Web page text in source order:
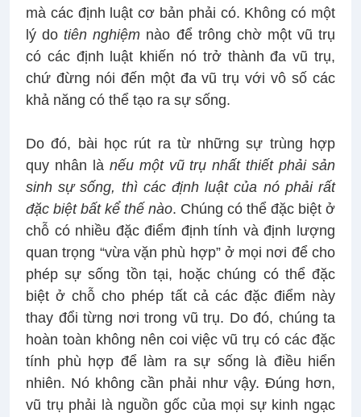
mà các định luật cơ bản phải có. Không có một
lý dotiên nghiệm nào để trông chờ một vũ trụ
có các định luật khiến nó trở thành đa vũ trụ,
chứ đừng nói đến một đa vũ trụ với vô số các
khả năng có thể tạo ra sự sống.
Do đó, bài học rút ra từ những sự trùng hợp
quy nhân là nếu một vũ trụ nhất thiết phải sản
sinh sự sống, thì các định luật của nó phải rất
đặc biệt bất kể thế nào. Chúng có thể đặc biệt ở
chỗ có nhiều đặc điểm định tính và định lượng
quan trọng “vừa vặn phù hợp” ở mọi nơi để cho
phép sự sống tồn tại, hoặc chúng có thể đặc
biệt ở chỗ cho phép tất cả các đặc điểm này
thay đổi từng nơi trong vũ trụ. Do đó, chúng ta
hoàn toàn không nên coi việc vũ trụ có các đặc
tính phù hợp để làm ra sự sống là điều hiển
nhiên. Nó không cần phải như vậy. Đúng hơn,
vũ trụ phải là nguồn gốc của mọi sự kinh ngạc